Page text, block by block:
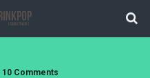
10 Comments